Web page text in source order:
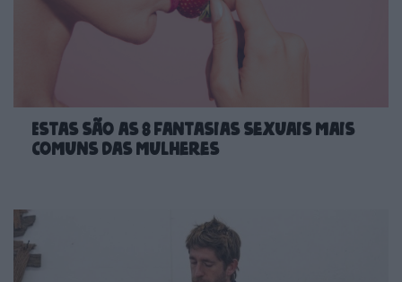
Estas são as 8 fantasias sexuais mais
comuns das mulheres